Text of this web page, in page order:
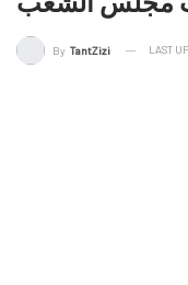
By TantZizi LAST